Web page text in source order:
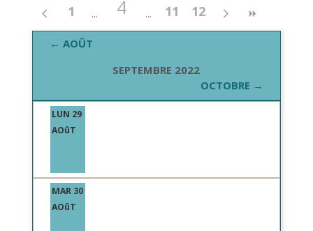
1 4 11 12
← AOÛT
SEPTEMBRE 2022
OCTOBRE →
LUN 29
AOûT
MAR 30
AOûT